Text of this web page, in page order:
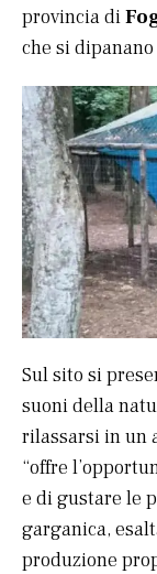
provincia di
che si
Sul sito si
suoni della
rilassarsi in un
“offre
e di gustare le
garganica,
produzione